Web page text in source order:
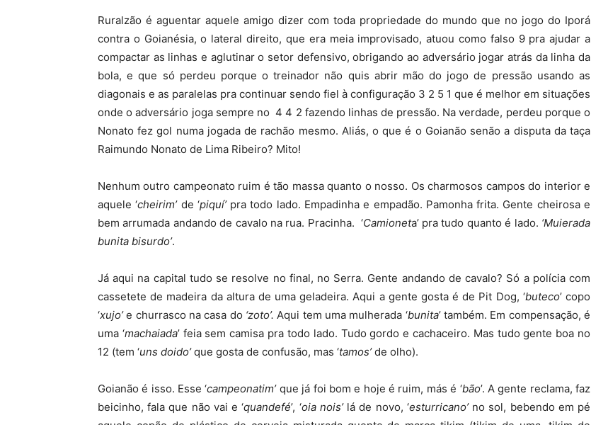
Ruralzão é aguentar aquele amigo dizer com toda propriedade do mundo que no jogo do Iporá
contra o Goianésia, o lateral direito, que era meia improvisado, atuou como falso 9 pra ajudar a
compactar as linhas e aglutinar o setor defensivo, obrigando ao adversário jogar atrás da linha da
bola, e que só perdeu porque o treinador não quis abrir mão do jogo de pressão usando as
diagonais e as paralelas pra continuar sendo fiel à configuração 3 2 5 1 que é melhor em situações
onde o adversário joga sempre no 4 4 2 fazendo linhas de pressão. Na verdade, perdeu porque o
Nonato fez gol numa jogada de rachão mesmo. Aliás, o que é o Goianão senão a disputa da taça
Raimundo Nonato de Lima Ribeiro? Mito!
Nenhum outro campeonato ruim é tão massa quanto o nosso. Os charmosos campos do interior e
aquele ‘cheirim’de ‘piquí’pra todo lado. Empadinha e empadão. Pamonha frita. Gente cheirosa e
bem arrumada andando de cavalo na rua. Pracinha. ‘Camioneta’ pra tudo quanto é lado. ‘Muierada
bunita bisurdo’.
Já aqui na capital tudo se resolve no final, no Serra. Gente andando de cavalo? Só a polícia com
cassetete de madeira da altura de uma geladeira. Aqui a gente gosta é de Pit Dog, ‘buteco’ copo
‘xujo’e churrasco na casa do ‘zoto’. Aqui tem uma mulherada ‘bunita’ também. Em compensação, é
uma ‘machaiada’ feia sem camisa pra todo lado. Tudo gordo e cachaceiro. Mas tudo gente boa no
12 (tem ‘uns doido’que gosta de confusão, mas ‘tamos’de olho).
Goianão é isso. Esse ‘campeonatim’que já foi bom e hoje é ruim, más é ‘bão’. A gente reclama, faz
beicinho, fala que não vai e ‘quandefé’, ‘oia nois’lá de novo, ‘esturricano’no sol, bebendo em pé